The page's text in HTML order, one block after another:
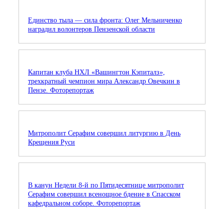
Единство тыла — сила фронта: Олег Мельниченко
наградил волонтеров Пензенской области
Капитан клуба НХЛ «Вашингтон Кэпиталз»,
трехкратный чемпион мира Александр Овечкин в
Пензе. Фоторепортаж
Митрополит Серафим совершил литургию в День
Крещения Руси
В канун Недели 8-й по Пятидесятнице митрополит
Серафим совершил всенощное бдение в Спасском
кафедральном соборе. Фоторепортаж